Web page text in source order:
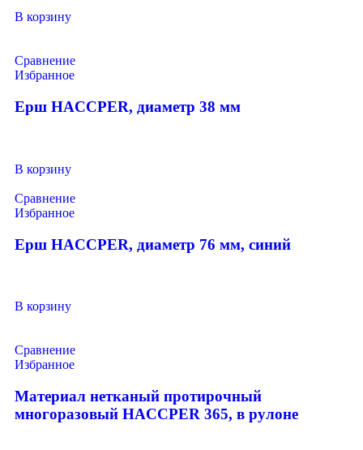
В корзину
Сравнение
Избранное
Ерш HACCPER, диаметр 38 мм
В корзину
Сравнение
Избранное
Ерш HACCPER, диаметр 76 мм, синий
В корзину
Сравнение
Избранное
Материал нетканый протирочный
многоразовый HACCPER 365, в рулоне